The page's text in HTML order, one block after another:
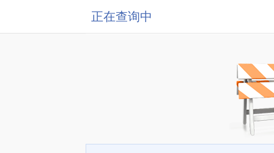
正在查询中